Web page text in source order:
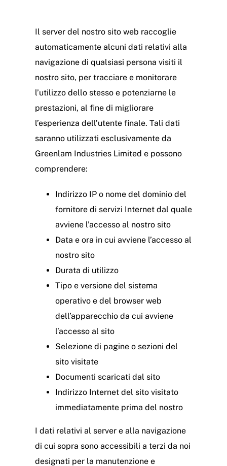
Il server del nostro sito web raccoglie
automaticamente alcuni dati relativi alla
navigazione di qualsiasi persona visiti il
nostro sito, per tracciare e monitorare
l’utilizzo dello stesso e potenziarne le
prestazioni, al fine di migliorare
l’esperienza dell’utente finale. Tali dati
saranno utilizzati esclusivamente da
Greenlam Industries Limited e possono
comprendere:
Indirizzo IP o nome del dominio del
fornitore di servizi Internet dal quale
avviene l’accesso al nostro sito
Data e ora in cui avviene l’accesso al
nostro sito
Durata di utilizzo
Tipo e versione del sistema
operativo e del browser web
dell’apparecchio da cui avviene
l’accesso al sito
Selezione di pagine o sezioni del
sito visitate
Documenti scaricati dal sito
Indirizzo Internet del sito visitato
immediatamente prima del nostro
I dati relativi al server e alla navigazione
di cui sopra sono accessibili a terzi da noi
designati per la manutenzione e